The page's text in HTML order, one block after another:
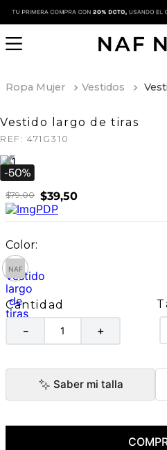
Ropa Mujer Vestidos
Vestido largo de tiras
REF: 471G310
$79,00 $39,50
Cantidad
＋
－
Saber mi talla